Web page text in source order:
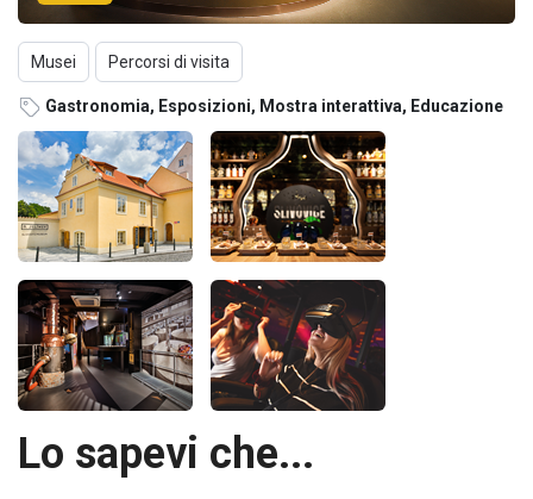
Lo sapevi che...
Musei Percorsi di visita
Gastronomia, Esposizioni, Mostra interattiva, Educazione